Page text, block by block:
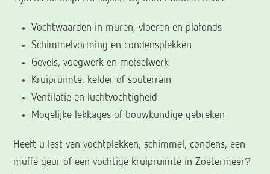
Vochtwaarden in muren, vloeren en plafonds
Schimmelvorming en condensplekken
Gevels, voegwerk en metselwerk
Kruipruimte, kelder of souterrain
Ventilatie en luchtvochtigheid
Mogelijke lekkages of bouwkundige gebreken
Heeft u last van vochtplekken, schimmel, condens, een
muffe geur of een vochtige kruipruimte in Zoetermeer?